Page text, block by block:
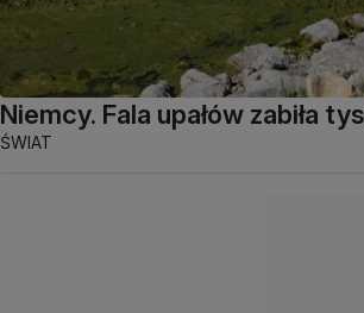
Niemcy. Fala upałów zabiła
ŚWIAT